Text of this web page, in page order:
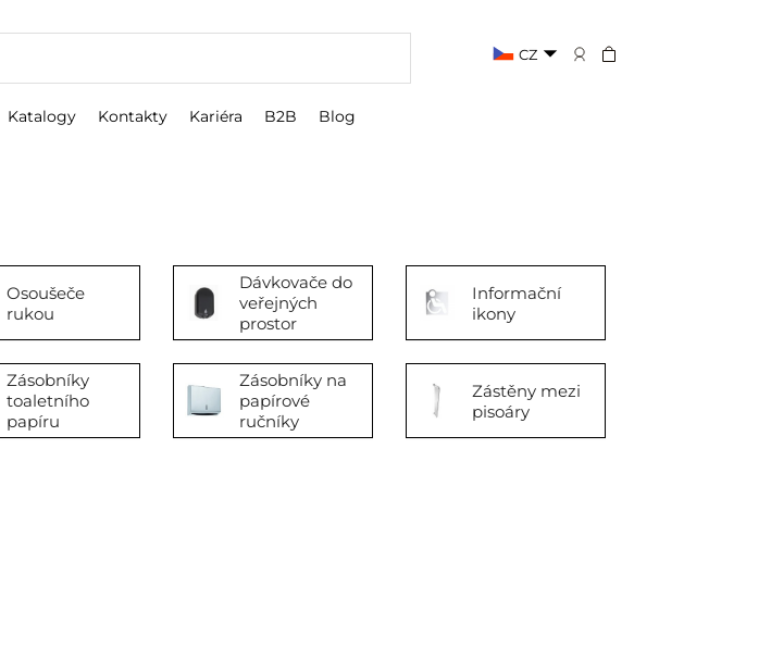
Katalogy Kontakty Kariéra B2B Blog
CZ
Osoušeče
rukou
Dávkovače do
veřejných
prostor
Informační
ikony
Zásobníky
toaletního
papíru
Zásobníky na
papírové
ručníky
Zástěny mezi
pisoáry